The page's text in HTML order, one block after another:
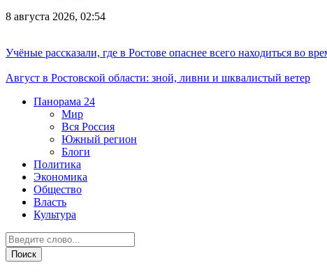
8 августа 2026, 02:54
Учёные рассказали, где в Ростове опаснее всего находиться во
Август в Ростовской области: зной, ливни и шквалистый ветер
Панорама 24
Мир
Вся Россия
Южный регион
Блоги
Политика
Экономика
Общество
Власть
Культура